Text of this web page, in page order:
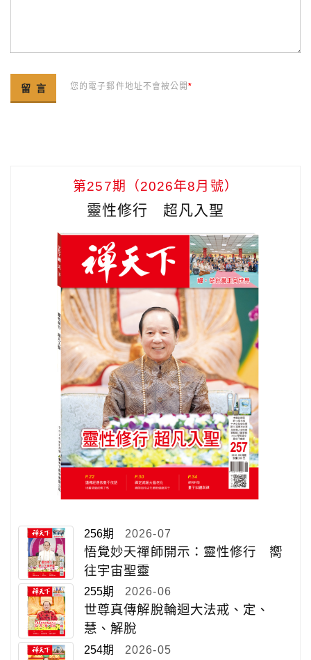
您的電子郵件地址不會被公開*
第257期（2026年8月號）
靈性修行 超凡入聖
256期 2026-07
悟覺妙天禪師開示：靈性修行 嚮
往宇宙聖靈
255期 2026-06
世尊真傳解脫輪迴大法戒、定、
慧、解脫
254期 2026-05